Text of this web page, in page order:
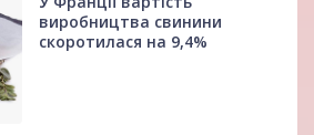
виробництва свинини
скоротилася на 9,4%